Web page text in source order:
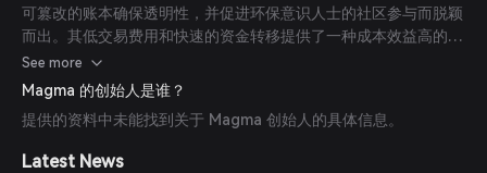
可篡改的账本确保透明性，并促进环保意识人士的社区参与而脱颖
而出。其低交易费用和快速的资金转移提供了一种成本效益高的解
决方案，使其适合广泛参与者使用。
See more
Magma 的创始人是谁？
提供的资料中未能找到关于 Magma 创始人的具体信息。
Latest News